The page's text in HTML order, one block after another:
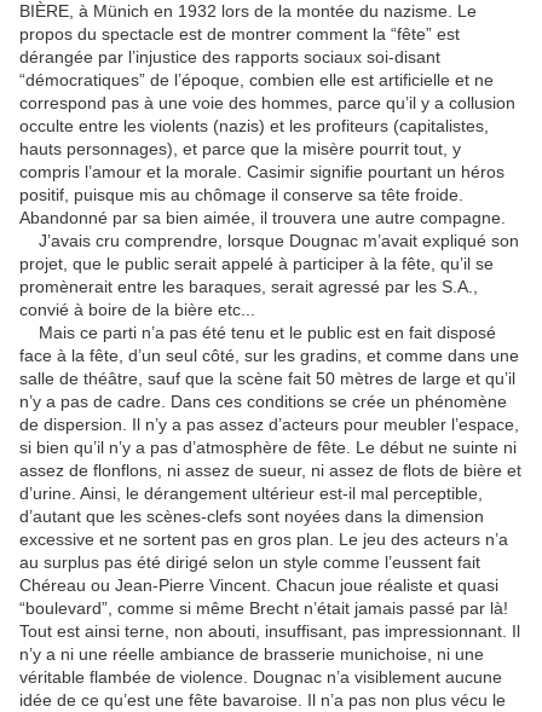
BIÈRE, à Münich en 1932 lors de la montée du nazisme. Le
propos du spectacle est de montrer comment la “fête” est
dérangée par l’injustice des rapports sociaux soi-disant
“démocratiques” de l’époque, combien elle est artificielle et ne
correspond pas à une voie des hommes, parce qu’il y a collusion
occulte entre les violents (nazis) et les profiteurs (capitalistes,
hauts personnages), et parce que la misère pourrit tout, y
compris l’amour et la morale. Casimir signifie pourtant un héros
positif, puisque mis au chômage il conserve sa tête froide.
Abandonné par sa bien aimée, il trouvera une autre compagne.
J’avais cru comprendre, lorsque Dougnac m’avait expliqué son
projet, que le public serait appelé à participer à la fête, qu’il se
promènerait entre les baraques, serait agressé par les S.A.,
convié à boire de la bière etc...
Mais ce parti n’a pas été tenu et le public est en fait disposé
face à la fête, d’un seul côté, sur les gradins, et comme dans une
salle de théâtre, sauf que la scène fait 50 mètres de large et qu’il
n’y a pas de cadre. Dans ces conditions se crée un phénomène
de dispersion. Il n’y a pas assez d’acteurs pour meubler l’espace,
si bien qu’il n’y a pas d’atmosphère de fête. Le début ne suinte ni
assez de flonflons, ni assez de sueur, ni assez de flots de bière et
d’urine. Ainsi, le dérangement ultérieur est-il mal perceptible,
d’autant que les scènes-clefs sont noyées dans la dimension
excessive et ne sortent pas en gros plan. Le jeu des acteurs n’a
au surplus pas été dirigé selon un style comme l’eussent fait
Chéreau ou Jean-Pierre Vincent. Chacun joue réaliste et quasi
“boulevard”, comme si même Brecht n’était jamais passé par là!
Tout est ainsi terne, non abouti, insuffisant, pas impressionnant. Il
n’y a ni une réelle ambiance de brasserie munichoise, ni une
véritable flambée de violence. Dougnac n’a visiblement aucune
idée de ce qu’est une fête bavaroise. Il n’a pas non plus vécu le